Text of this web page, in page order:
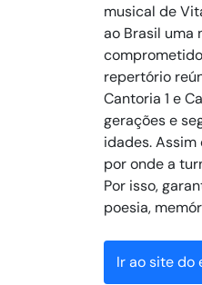
musical de
ao Brasil uma
repertório
Cantoria 1 e
gerações e
idades.
por onde a
Por isso,
poesia,
Ir ao site do